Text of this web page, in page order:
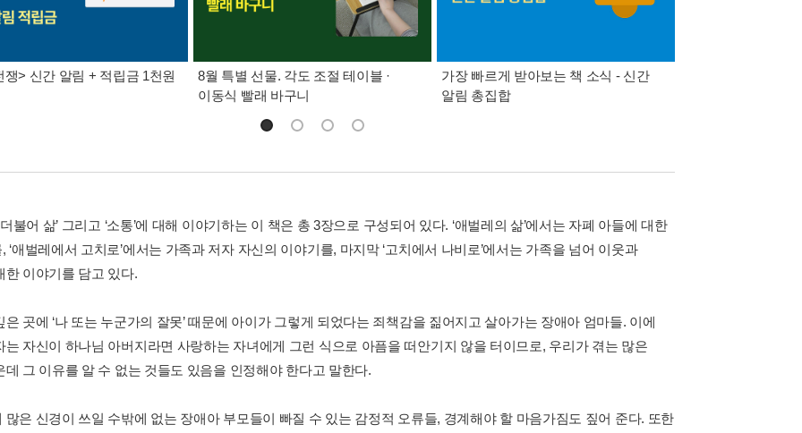
쟁> 신간 알림 + 적립금 1천원
8월 특별 선물. 각도 조절 테이블 ·
이동식 빨래 바구니
가장 빠르게 받아보는 책 소식 - 신간
알림 총집합
‘더불어 삶’ 그리고 ‘소통’에 대해 이야기하는 이 책은 총 3장으로 구성되어 있다. ‘애벌레의 삶’에서는 자폐 아들에 대한
‘애벌레에서 고치로’에서는 가족과 저자 자신의 이야기를, 마지막 ‘고치에서 나비로’에서는 가족을 넘어 이웃과
한 이야기를 담고 있다.
은 곳에 ‘나 또는 누군가의 잘못’ 때문에 아이가 그렇게 되었다는 죄책감을 짊어지고 살아가는 장애아 엄마들. 이에
는 자신이 하나님 아버지라면 사랑하는 자녀에게 그런 식으로 아픔을 떠안기지 않을 터이므로, 우리가 겪는 많은
데 그 이유를 알 수 없는 것들도 있음을 인정해야 한다고 말한다.
많은 신경이 쓰일 수밖에 없는 장애아 부모들이 빠질 수 있는 감정적 오류들, 경계해야 할 마음가짐도 짚어 준다. 또한